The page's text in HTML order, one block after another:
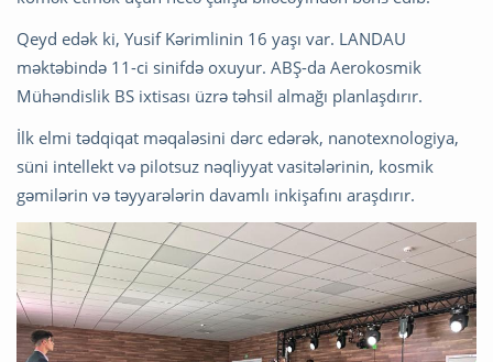
Qeyd edək ki, Yusif Kərimlinin 16 yaşı var. LANDAU
məktəbində 11-ci sinifdə oxuyur. ABŞ-da Aerokosmik
Mühəndislik BS ixtisası üzrə təhsil almağı planlaşdırır.
İlk elmi tədqiqat məqaləsini dərc edərək, nanotexnologiya,
süni intellekt və pilotsuz nəqliyyat vasitələrinin, kosmik
gəmilərin və təyyarələrin davamlı inkişafını araşdırır.